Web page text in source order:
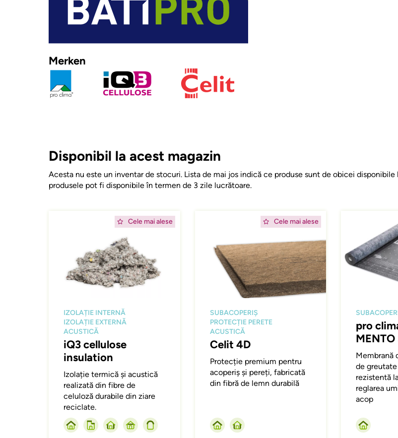
Merken
Disponibil la acest magazin
Acesta nu este un inventar de stocuri. Lista de mai jos indică ce produse sunt de obicei
produsele pot fi disponibile în termen de 3 zile lucrătoare.
Cele mai alese
IZOLAȚIE INTERNĂ
IZOLAȚIE EXTERNĂ
ACUSTICĂ
iQ3 cellulose
insulation
Izolație termică și acustică
realizată din fibre de
celuloză durabile din ziare
reciclate.
Cele mai alese
SUBACOPERIȘ
PROTECȚIE PERETE
ACUSTICĂ
Celit 4D
Protecție premium pentru
acoperiș și pereți, fabricată
din fibră de lemn durabilă
pro
Membrană
de
rezistentă
reglarea
acop